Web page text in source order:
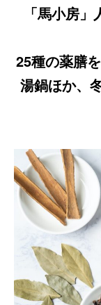
「馬小房
25種の薬膳
湯鍋ほか、